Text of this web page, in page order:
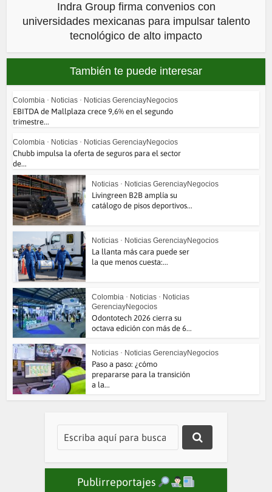
Indra Group firma convenios con
universidades mexicanas para impulsar talento
tecnológico de alto impacto
También te puede interesar
Colombia • Noticias • Noticias GerenciayNegocios
EBITDA de Mallplaza crece 9,6% en el segundo
trimestre...
Colombia • Noticias • Noticias GerenciayNegocios
Chubb impulsa la oferta de seguros para el sector
de...
Noticias • Noticias GerenciayNegocios
Livingreen B2B amplía su
catálogo de pisos deportivos...
Noticias • Noticias GerenciayNegocios
La llanta más cara puede ser
la que menos cuesta:...
Colombia • Noticias • Noticias
GerenciayNegocios
Odontotech 2026 cierra su
octava edición con más de 6...
Noticias • Noticias GerenciayNegocios
Paso a paso: ¿cómo
prepararse para la transición
a la...
Publirreportajes